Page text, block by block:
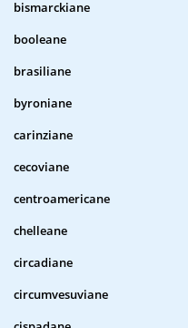
bismarckiane
booleane
brasiliane
byroniane
carinziane
cecoviane
centroamericane
chelleane
circadiane
circumvesuviane